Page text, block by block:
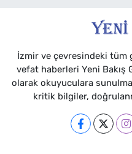
İzmir ve çevresindeki tüm
vefat haberleri Yeni Bakış
olarak okuyuculara
kritik bilgiler,